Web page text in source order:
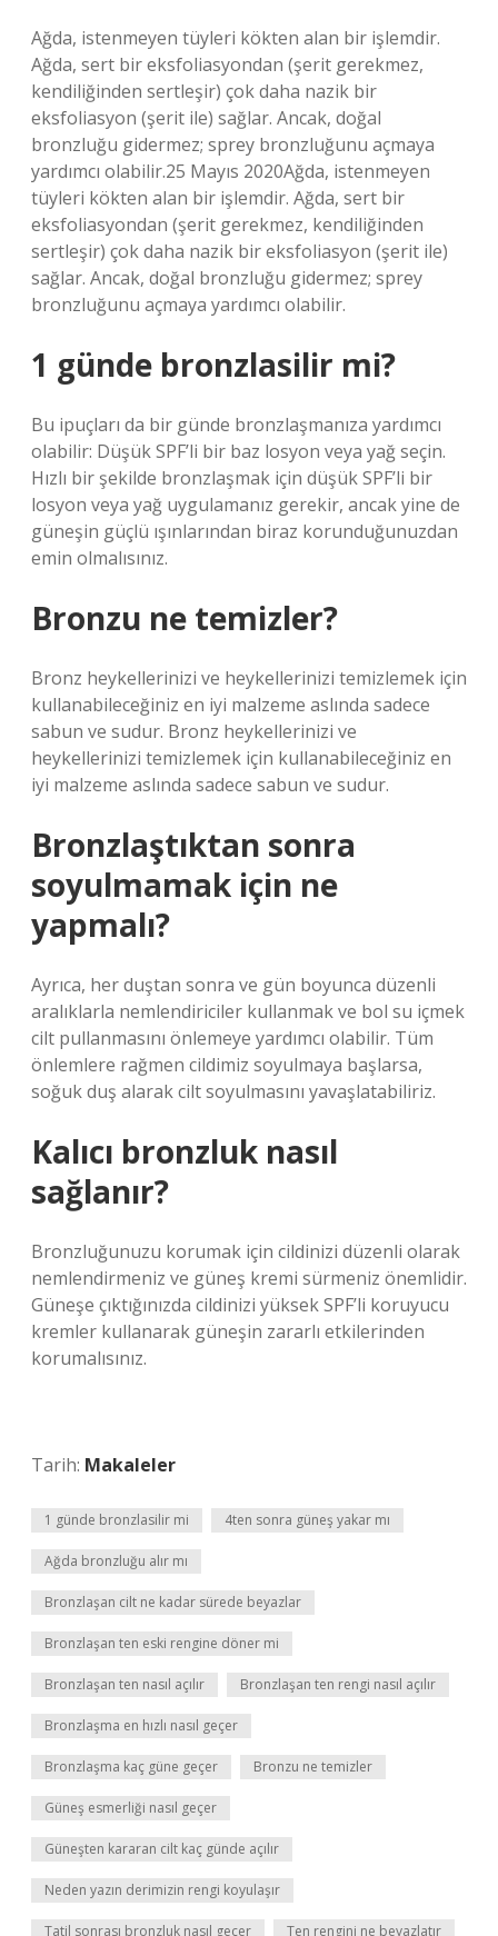
Ağda, istenmeyen tüyleri kökten alan bir işlemdir.
Ağda, sert bir eksfoliasyondan (şerit gerekmez,
kendiliğinden sertleşir) çok daha nazik bir
eksfoliasyon (şerit ile) sağlar. Ancak, doğal
bronzluğu gidermez; sprey bronzluğunu açmaya
yardımcı olabilir.25 Mayıs 2020Ağda, istenmeyen
tüyleri kökten alan bir işlemdir. Ağda, sert bir
eksfoliasyondan (şerit gerekmez, kendiliğinden
sertleşir) çok daha nazik bir eksfoliasyon (şerit ile)
sağlar. Ancak, doğal bronzluğu gidermez; sprey
bronzluğunu açmaya yardımcı olabilir.
1 günde bronzlasilir mi?
Bu ipuçları da bir günde bronzlaşmanıza yardımcı
olabilir: Düşük SPF’li bir baz losyon veya yağ seçin.
Hızlı bir şekilde bronzlaşmak için düşük SPF’li bir
losyon veya yağ uygulamanız gerekir, ancak yine de
güneşin güçlü ışınlarından biraz korunduğunuzdan
emin olmalısınız.
Bronzu ne temizler?
Bronz heykellerinizi ve heykellerinizi temizlemek için
kullanabileceğiniz en iyi malzeme aslında sadece
sabun ve sudur. Bronz heykellerinizi ve
heykellerinizi temizlemek için kullanabileceğiniz en
iyi malzeme aslında sadece sabun ve sudur.
Bronzlaştıktan sonra
soyulmamak için ne
yapmalı?
Ayrıca, her duştan sonra ve gün boyunca düzenli
aralıklarla nemlendiriciler kullanmak ve bol su içmek
cilt pullanmasını önlemeye yardımcı olabilir. Tüm
önlemlere rağmen cildimiz soyulmaya başlarsa,
soğuk duş alarak cilt soyulmasını yavaşlatabiliriz.
Kalıcı bronzluk nasıl
sağlanır?
Bronzluğunuzu korumak için cildinizi düzenli olarak
nemlendirmeniz ve güneş kremi sürmeniz önemlidir.
Güneşe çıktığınızda cildinizi yüksek SPF’li koruyucu
kremler kullanarak güneşin zararlı etkilerinden
korumalısınız.
Tarih: Makaleler
1 günde bronzlasilir mi 4ten sonra güneş yakar mı
Ağda bronzluğu alır mı
Bronzlaşan cilt ne kadar sürede beyazlar
Bronzlaşan ten eski rengine döner mi
Bronzlaşan ten nasıl açılır Bronzlaşan ten rengi nasıl açılır
Bronzlaşma en hızlı nasıl geçer
Bronzlaşma kaç güne geçer Bronzu ne temizler
Güneş esmerliği nasıl geçer
Güneşten kararan cilt kaç günde açılır
Neden yazın derimizin rengi koyulaşır
Tatil sonrası bronzluk nasıl geçer Ten rengini ne beyazlatır